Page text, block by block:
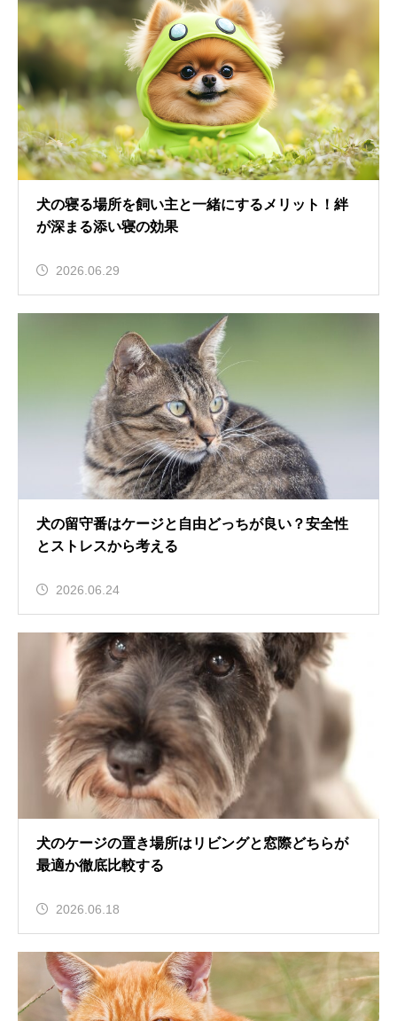
犬の寝る場所を飼い主と一緒にするメリット！絆
が深まる添い寝の効果
2026.06.29
犬の留守番はケージと自由どっちが良い？安全性
とストレスから考える
2026.06.24
犬のケージの置き場所はリビングと窓際どちらが
最適か徹底比較する
2026.06.18